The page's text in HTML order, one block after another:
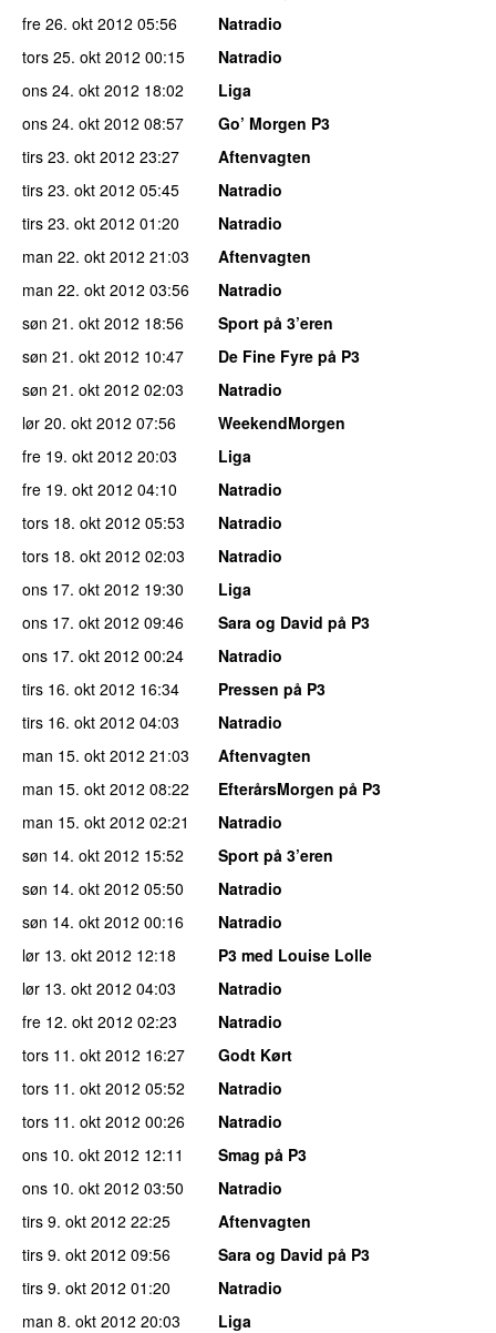
fre 26. okt 2012 05:56
Natradio
tors 25. okt 2012 00:15
Natradio
ons 24. okt 2012 18:02
Liga
ons 24. okt 2012 08:57
Go’ Morgen P3
tirs 23. okt 2012 23:27
Aftenvagten
tirs 23. okt 2012 05:45
Natradio
tirs 23. okt 2012 01:20
Natradio
man 22. okt 2012 21:03
Aftenvagten
man 22. okt 2012 03:56
Natradio
søn 21. okt 2012 18:56
Sport på 3’eren
søn 21. okt 2012 10:47
De Fine Fyre på P3
søn 21. okt 2012 02:03
Natradio
lør 20. okt 2012 07:56
WeekendMorgen
fre 19. okt 2012 20:03
Liga
fre 19. okt 2012 04:10
Natradio
tors 18. okt 2012 05:53
Natradio
tors 18. okt 2012 02:03
Natradio
ons 17. okt 2012 19:30
Liga
ons 17. okt 2012 09:46
Sara og David på P3
ons 17. okt 2012 00:24
Natradio
tirs 16. okt 2012 16:34
Pressen på P3
tirs 16. okt 2012 04:03
Natradio
man 15. okt 2012 21:03
Aftenvagten
man 15. okt 2012 08:22
EfterårsMorgen på P3
man 15. okt 2012 02:21
Natradio
søn 14. okt 2012 15:52
Sport på 3’eren
søn 14. okt 2012 05:50
Natradio
søn 14. okt 2012 00:16
Natradio
lør 13. okt 2012 12:18
P3 med Louise Lolle
lør 13. okt 2012 04:03
Natradio
fre 12. okt 2012 02:23
Natradio
tors 11. okt 2012 16:27
Godt Kørt
tors 11. okt 2012 05:52
Natradio
tors 11. okt 2012 00:26
Natradio
ons 10. okt 2012 12:11
Smag på P3
ons 10. okt 2012 03:50
Natradio
tirs 9. okt 2012 22:25
Aftenvagten
tirs 9. okt 2012 09:56
Sara og David på P3
tirs 9. okt 2012 01:20
Natradio
man 8. okt 2012 20:03
Liga